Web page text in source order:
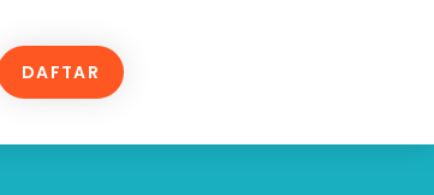
DAFTAR